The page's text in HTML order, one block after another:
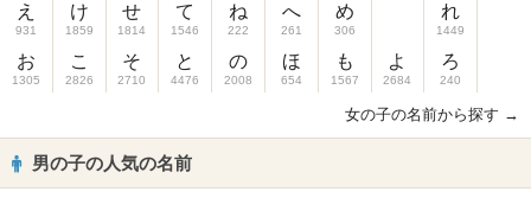
え
931
お
1305
け
1859
こ
2826
せ
1814
そ
2710
て
1546
と
4476
ね
222
の
2008
へ
261
ほ
654
め
306
も
1567
よ
2684
れ
1449
ろ
240
女の子の名前から探す →
男の子の人気の名前